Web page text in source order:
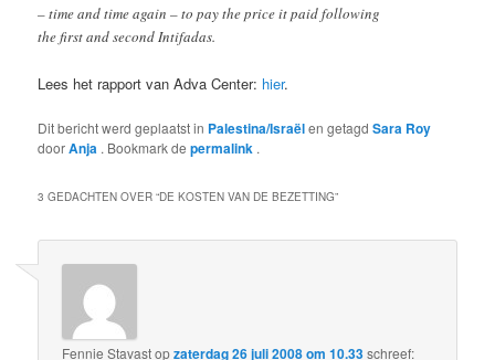
– time and time again – to pay the price it paid following
the first and second Intifadas.
Lees het rapport van Adva Center: hier.
Dit bericht werd geplaatst in Palestina/Israëlen getagdSara Roy
doorAnja . Bookmark depermalink .
3 GEDACHTEN OVER “DE KOSTEN VAN DE BEZETTING”
Fennie Stavastopzaterdag 26 juli 2008 om 10.33schreef: